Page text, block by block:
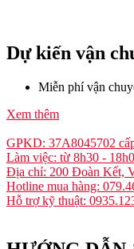
Dự kiến vận
Miễn phí vận
Xem thêm
GPKD: 37A8045702
Làm việc: từ 8h30 -
Địa chỉ: 200 Đoàn Kết,
Hotline mua hàng:
Hỗ trợ kỹ thuật: